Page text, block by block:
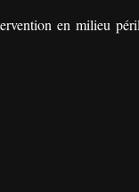
en milieu